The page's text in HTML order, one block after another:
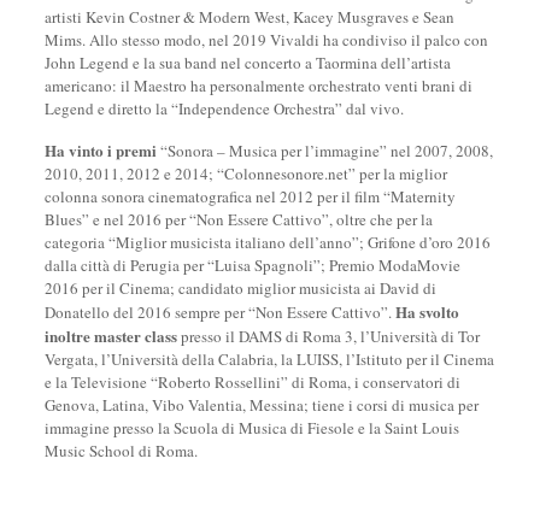
artisti Kevin Costner & Modern West, Kacey Musgraves e Sean
Mims. Allo stesso modo, nel 2019 Vivaldi ha condiviso il palco con
John Legend e la sua band nel concerto a Taormina dell’artista
americano: il Maestro ha personalmente orchestrato venti brani di
Legend e diretto la “Independence Orchestra” dal vivo.
Ha vinto i premi “Sonora – Musica per l’immagine” nel 2007, 2008,
2010, 2011, 2012 e 2014; “Colonnesonore.net” per la miglior
colonna sonora cinematografica nel 2012 per il film “Maternity
Blues” e nel 2016 per “Non Essere Cattivo”, oltre che per la
categoria “Miglior musicista italiano dell’anno”; Grifone d’oro 2016
dalla città di Perugia per “Luisa Spagnoli”; Premio ModaMovie
2016 per il Cinema; candidato miglior musicista ai David di
Donatello del 2016 sempre per “Non Essere Cattivo”.Ha svolto
inoltre master classpresso il DAMS di Roma 3, l’Università di Tor
Vergata, l’Università della Calabria, la LUISS, l’Istituto per il Cinema
e la Televisione “Roberto Rossellini” di Roma, i conservatori di
Genova, Latina, Vibo Valentia, Messina; tiene i corsi di musica per
immagine presso la Scuola di Musica di Fiesole e la Saint Louis
Music School di Roma.